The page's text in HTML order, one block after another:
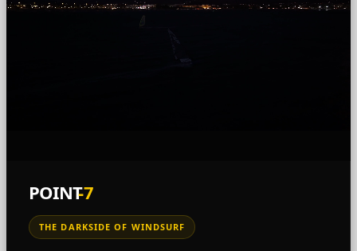
POINT-7
THE DARKSIDE OF WINDSURF